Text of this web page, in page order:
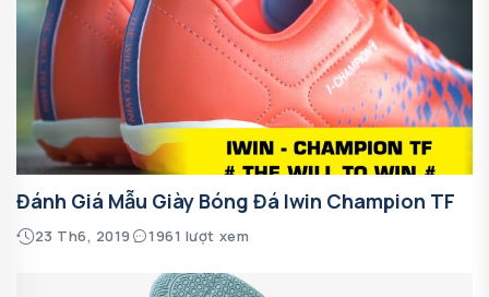
Đánh Giá Mẫu Giày Bóng Đá Iwin Champion TF
23 Th6, 2019 1961 lượt xem